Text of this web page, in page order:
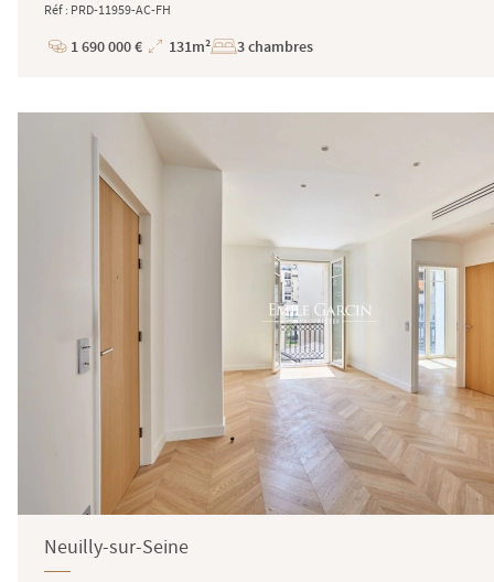
Réf : PRD-11959-AC-FH
Prix
1 690 000 €
Superficie
131m² 3 chambres
Neuilly-sur-Seine